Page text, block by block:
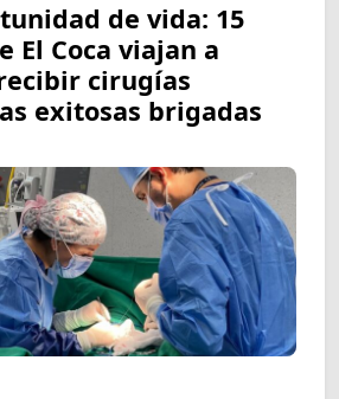
de vida: 15
El Coca viajan a
cirugías
exitosas brigadas